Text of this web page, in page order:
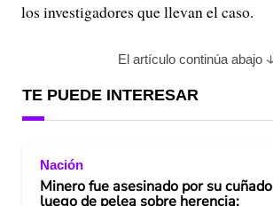
los investigadores que llevan el caso.
El artículo continúa abajo
TE PUEDE INTERESAR
Nación
Minero fue asesinado por su cuñado
luego de pelea sobre herencia;